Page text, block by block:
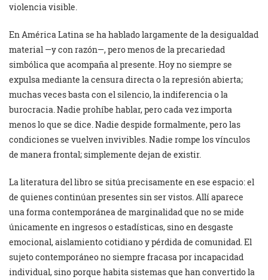
violencia visible.
En América Latina se ha hablado largamente de la desigualdad
material —y con razón—, pero menos de la precariedad
simbólica que acompaña al presente. Hoy no siempre se
expulsa mediante la censura directa o la represión abierta;
muchas veces basta con el silencio, la indiferencia o la
burocracia. Nadie prohíbe hablar, pero cada vez importa
menos lo que se dice. Nadie despide formalmente, pero las
condiciones se vuelven invivibles. Nadie rompe los vínculos
de manera frontal; simplemente dejan de existir.
La literatura del libro se sitúa precisamente en ese espacio: el
de quienes continúan presentes sin ser vistos. Allí aparece
una forma contemporánea de marginalidad que no se mide
únicamente en ingresos o estadísticas, sino en desgaste
emocional, aislamiento cotidiano y pérdida de comunidad. El
sujeto contemporáneo no siempre fracasa por incapacidad
individual, sino porque habita sistemas que han convertido la